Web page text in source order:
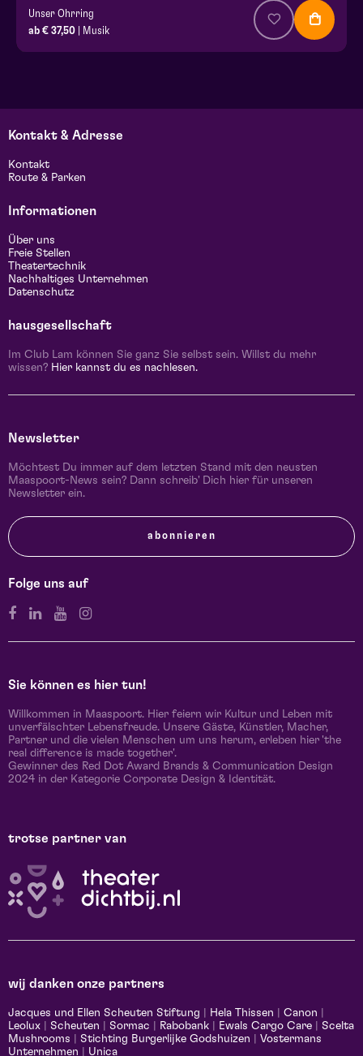
Unser Ohrring
ab € 37,50 | Musik
Kontakt & Adresse
Kontakt
Route & Parken
Informationen
Über uns
Freie Stellen
Theatertechnik
Nachhaltiges Unternehmen
Datenschutz
hausgesellschaft
Im Club Lam können Sie ganz Sie selbst sein. Willst du mehr
wissen? Hier kannst du es nachlesen.
Newsletter
Möchtest Du immer auf dem letzten Stand mit den neusten
Maaspoort-News sein? Dann schreib' Dich hier für unseren
Newsletter ein.
abonnieren
Folge uns auf
Sie können es hier tun!
Willkommen in Maaspoort. Hier feiern wir Kultur und Leben mit
unverfälschter Lebensfreude. Unsere Gäste, Künstler, Macher,
Partner und die vielen Menschen um uns herum, erleben hier 'the
real difference is made together'.
Gewinner des Red Dot Award Brands & Communication Design
2024 in der Kategorie Corporate Design & Identität.
trotse partner van
wij danken onze partners
Jacques und Ellen Scheuten Stiftung Hela Thissen Canon
Leolux
Scheuten Sormac Rabobank Ewals Cargo Care
Scelta
Mushrooms
Stichting Burgerlijke Godshuizen
Vostermans
Unternehmen
Unica